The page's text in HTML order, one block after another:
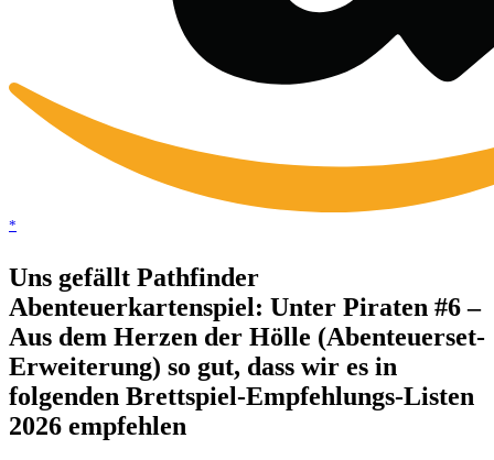
*
Uns gefällt Pathfinder
Abenteuerkartenspiel: Unter Piraten #6 –
Aus dem Herzen der Hölle (Abenteuerset-
Erweiterung) so gut, dass wir es in
folgenden Brettspiel-Empfehlungs-Listen
2026 empfehlen